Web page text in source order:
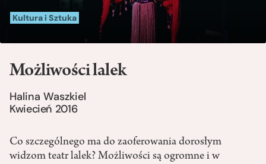
Kultura i Sztuka
Możliwości lalek
Halina Waszkiel
Kwiecień 2016
Co szczególnego ma do zaoferowania dorosłym
widzom teatr lalek? Możliwości są ogromne i w